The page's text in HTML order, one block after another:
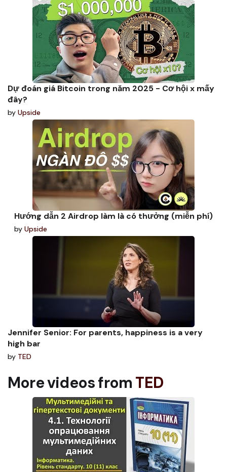
Dự đoán giá Bitcoin trong năm 2025 - Cơ hội x mấy
đây?
by Upside
Hướng dẫn 2 Airdrop làm là có thưởng (miễn phí)
by Upside
Jennifer Senior: For parents, happiness is a very
high bar
by TED
More videos fromTED